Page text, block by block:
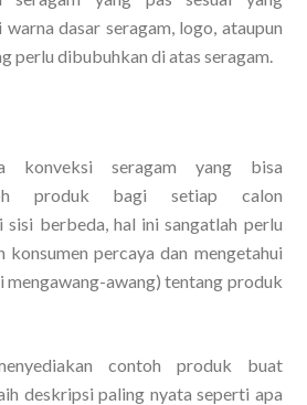
dasar seragam, logo, ataupun
perlu dibubuhkan di atas seragam.
konveksi seragam yang bisa
produk bagi setiap calon
sisi berbeda, hal ini sangatlah perlu
konsumen percaya dan mengetahui
mengawang-awang) tentang produk
contoh produk buat
deskripsi paling nyata seperti apa